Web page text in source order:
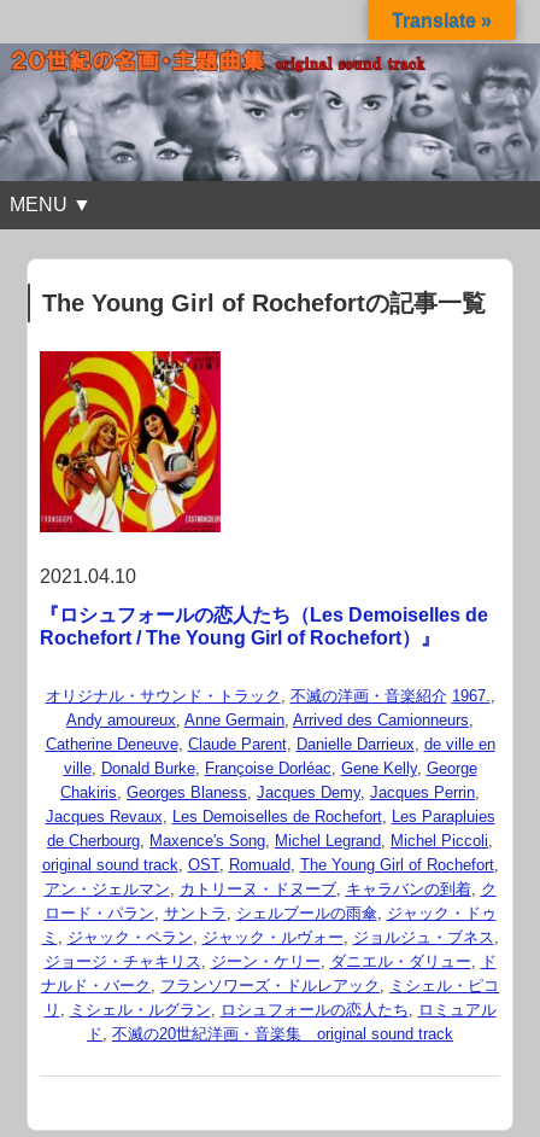
MENU ▼
The Young Girl of Rochefortの記事一覧
2021.04.10
『ロシュフォールの恋人たち（Les Demoiselles de
Rochefort / The Young Girl of Rochefort）』
オリジナル・サウンド・トラック , 不滅の洋画・音楽紹介 1967.,
Andy amoureux, Anne Germain, Arrived des Camionneurs,
Catherine Deneuve, Claude Parent, Danielle Darrieux, de ville en
ville, Donald Burke, Françoise Dorléac, Gene Kelly, George
Chakiris, Georges Blaness, Jacques Demy, Jacques Perrin,
Jacques Revaux, Les Demoiselles de Rochefort, Les Parapluies
de Cherbourg, Maxence's Song, Michel Legrand, Michel Piccoli,
original sound track, OST, Romuald, The Young Girl of Rochefort,
アン・ジェルマン, カトリーヌ・ドヌーブ, キャラバンの到着, ク
ロード・パラン, サントラ , シェルブールの雨傘, ジャック・ドゥ
ミ , ジャック・ペラン, ジャック・ルヴォー, ジョルジュ・ブネス,
ジョージ・チャキリス, ジーン・ケリー, ダニエル・ダリュー, ド
ナルド・バーク , フランソワーズ・ドルレアック , ミシェル・ピコ
リ , ミシェル・ルグラン, ロシュフォールの恋人たち, ロミュアル
ド, 不滅の20世紀洋画・音楽集 original sound track
Translate »